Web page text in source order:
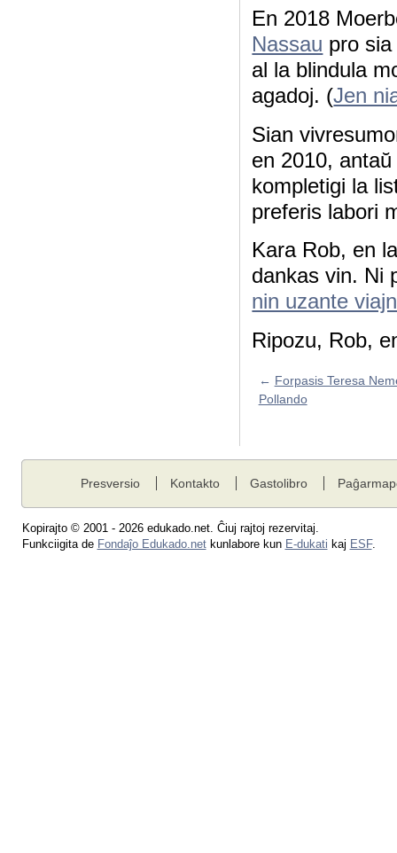
En 2018
Nassau pro
al la blindula
agadoj. (Jen
Sian
en 2010,
kompletigi la
preferis labori
Kara Rob, en
dankas vin. Ni
nin uzante
Ripozu, Rob,
← Forpasis Teresa
Pollando
Presversio Kontakto Gastolibro
Kopirajto © 2001 - 2026 edukado.net. Ĉiuj rajtoj rezervitaj.
Funkciigita de Fondaĵo Edukado.netkunlabore kun E-dukati kaj ESF.